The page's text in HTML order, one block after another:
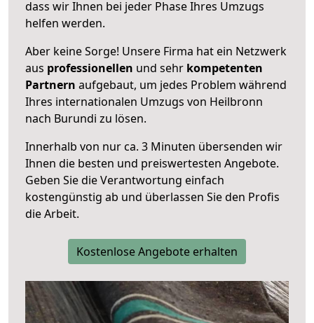
dass wir Ihnen bei jeder Phase Ihres Umzugs
helfen werden.
Aber keine Sorge! Unsere Firma hat ein Netzwerk
aus professionellen und sehr kompetenten
Partnern aufgebaut, um jedes Problem während
Ihres internationalen Umzugs von Heilbronn
nach Burundi zu lösen.
Innerhalb von nur ca. 3 Minuten übersenden wir
Ihnen die besten und preiswertesten Angebote.
Geben Sie die Verantwortung einfach
kostengünstig ab und überlassen Sie den Profis
die Arbeit.
Kostenlose Angebote erhalten